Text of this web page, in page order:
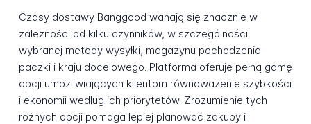
Czasy dostawy Banggood wahają się znacznie w
zależności od kilku czynników, w szczególności
wybranej metody wysyłki, magazynu pochodzenia
paczki i kraju docelowego. Platforma oferuje pełną gamę
opcji umożliwiających klientom równoważenie szybkości
i ekonomii według ich priorytetów. Zrozumienie tych
różnych opcji pomaga lepiej planować zakupy i